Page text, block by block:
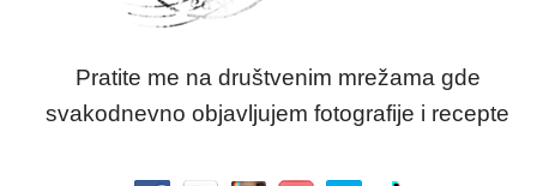
Pratite me na društvenim mrežama gde
svakodnevno objavljujem fotografije i recepte